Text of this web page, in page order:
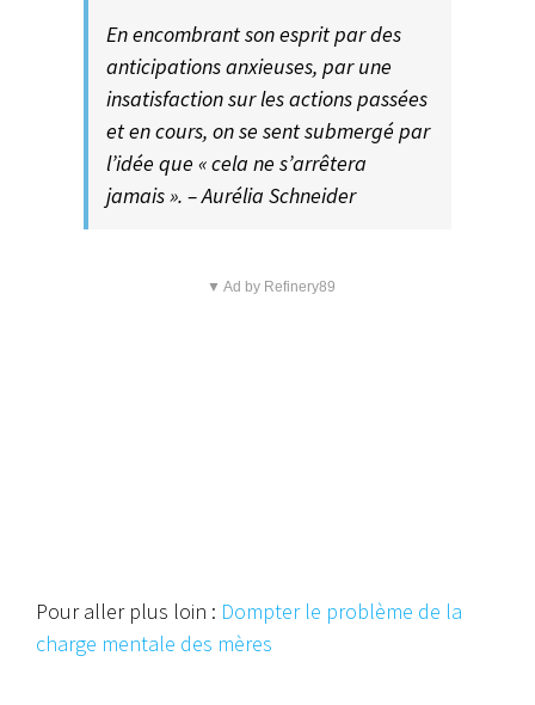
En encombrant son esprit par des
anticipations anxieuses, par une
insatisfaction sur les actions passées
et en cours, on se sent submergé par
l’idée que « cela ne s’arrêtera
jamais ». – Aurélia Schneider
▼ Ad by Refinery89
Pour aller plus loin : Dompter le problème de la
charge mentale des mères